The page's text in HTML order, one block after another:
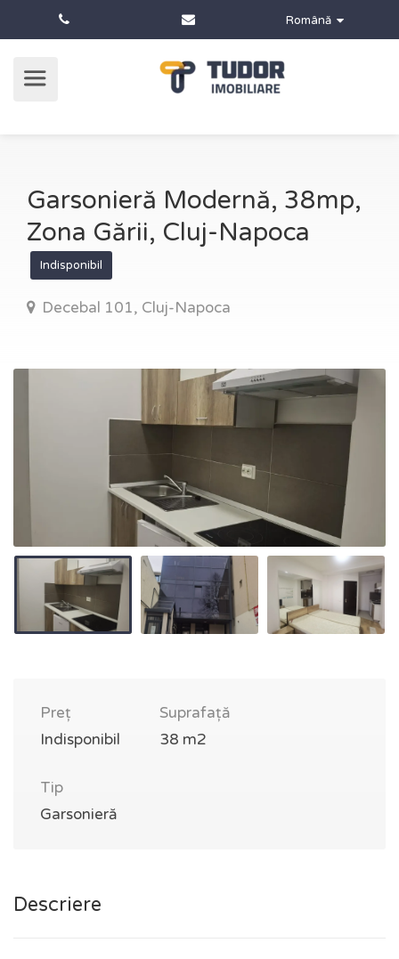
Română
Garsonieră Modernă, 38mp,
Zona Gării, Cluj-Napoca
Indisponibil
Decebal 101, Cluj-Napoca
Preț
Indisponibil
Suprafață
38 m2
Tip
Garsonieră
Descriere